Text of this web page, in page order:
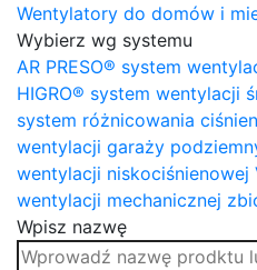
Wentylatory do domów i
Wybierz wg systemu
AR PRESO® system
HIGRO® system wentylacji
system różnicowania
wentylacji garaży
wentylacji niskociśnienowej
wentylacji mechanicznej
Wpisz nazwę